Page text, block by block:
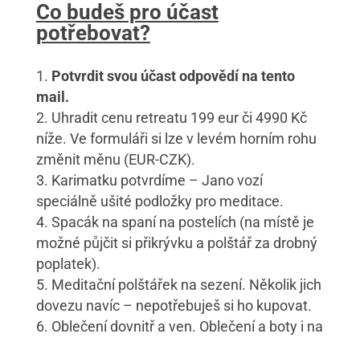
Co budeš pro účast
potřebovat?
Potvrdit svou účast odpovědí na tento
mail.
Uhradit cenu retreatu 199 eur či 4990 Kč
níže. Ve formuláři si lze v levém horním rohu
změnit měnu (EUR-CZK).
Karimatku potvrdíme – Jano vozí
speciálně ušité podložky pro meditace.
Spacák na spaní na postelích (na místě je
možné půjčit si přikrývku a polštář za drobný
poplatek).
Meditační polštářek na sezení. Několik jich
dovezu navíc – nepotřebuješ si ho kupovat.
Oblečení dovnitř a ven. Oblečení a boty i na